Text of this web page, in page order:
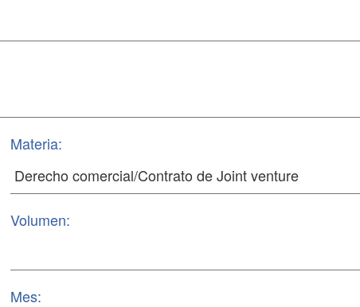
Materia:
Volumen:
Mes: